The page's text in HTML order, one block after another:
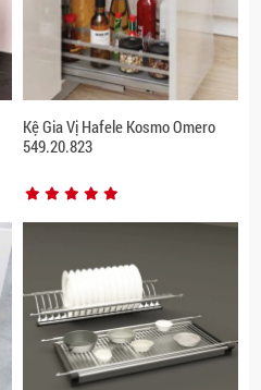
Kệ Gia Vị Hafele Kosmo Omero
549.20.823